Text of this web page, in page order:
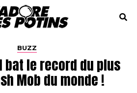
BUZZ
bat le record du plus
Mob du monde !